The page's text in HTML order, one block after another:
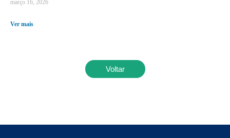
março 16, 2026
Ver mais
Voltar